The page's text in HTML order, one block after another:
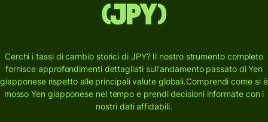
(JPY)
Cerchi i tassi di cambio storici di JPY? Il nostro strumento completo
fornisce approfondimenti dettagliati sull'andamento passato di Yen
giapponese rispetto alle principali valute globali.Comprendi come si è
mosso Yen giapponese nel tempo e prendi decisioni informate con i
nostri dati affidabili.